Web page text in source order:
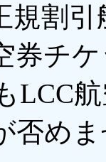
規割
券チ
LCC
否め